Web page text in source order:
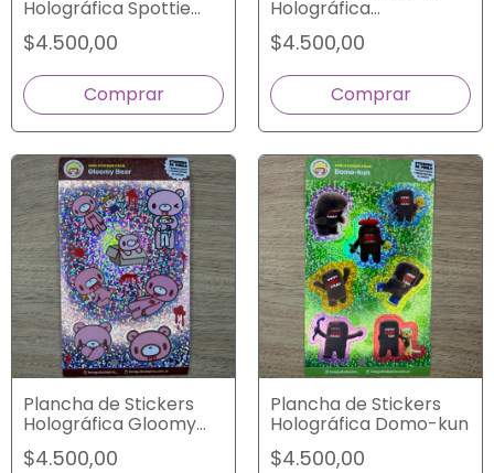
Holográfica Spottie
Dottie
$4.500,00
Holográfica
Hapidanbui
$4.500,00
Plancha de Stickers
Holográfica Gloomy
Bear
$4.500,00
Plancha de Stickers
Holográfica Domo-kun
$4.500,00